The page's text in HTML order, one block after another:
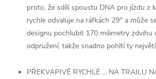
proto, že sdílí spoustu DNA pro jízdu z
rychle odvaluje na ráfkách 29" a může
designu pochlubit 170 milimetry zdvihu
odpružení, takže snadno pohltí ty
PŘEKVAPIVĚ RYCHLÉ ... NA TRAILU